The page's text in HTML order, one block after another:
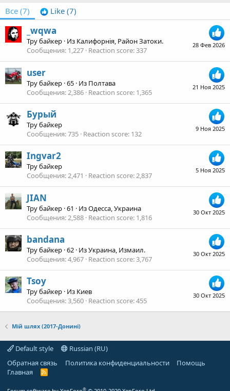
Все (7) Like (7)
28 Фев 2026
_wqwa
Тру байкер · Из Калифорнія, Район Затоки.
Сообщения 1,227 Reaction score 337
21 Ноя 2025
user
Тру байкер ·65 · Из Полтава
Сообщения 2,386 Reaction score 1,365
9 Ноя 2025
Бурый
Тру байкер
Сообщения 735 Reaction score 132
5 Ноя 2025
Ingvar2
Тру байкер
Сообщения 2,471 Reaction score 2,837
30 Окт 2025
JIAN
Тру байкер ·61 · ИзОдесса, Украина
Сообщения 2,588 Reaction score 1,816
30 Окт 2025
bandana
Тру байкер ·62 · ИзУкраина, Измаил.
Сообщения 4,967 Reaction score 3,767
30 Окт 2025
Tsoy
Тру байкер · Из Киев
Сообщения 3,560 Reaction score 455
Мій шлях (2017-Донині)
Default style
Russian (RU)
Обратная связь
Политика конфиденциальности
Помощь
Главная
R
®